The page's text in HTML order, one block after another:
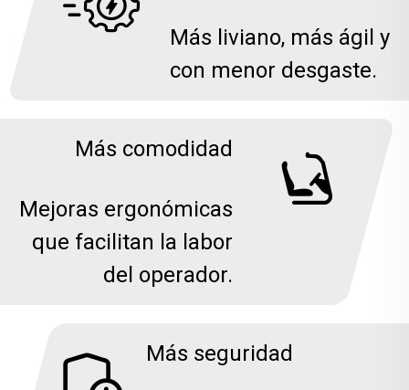
Más liviano, más ágil y
con menor desgaste.
Más comodidad
Mejoras ergonómicas
que facilitan la labor
del operador.
Más seguridad